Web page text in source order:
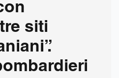
siti